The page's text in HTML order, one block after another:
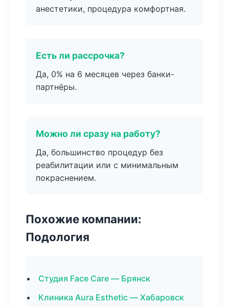
анестетики, процедура комфортная.
Есть ли рассрочка?
Да, 0% на 6 месяцев через банки-
партнёры.
Можно ли сразу на работу?
Да, большинство процедур без
реабилитации или с минимальным
покраснением.
Похожие компании:
Подология
Студия Face Care — Брянск
Клиника Aura Esthetic — Хабаровск